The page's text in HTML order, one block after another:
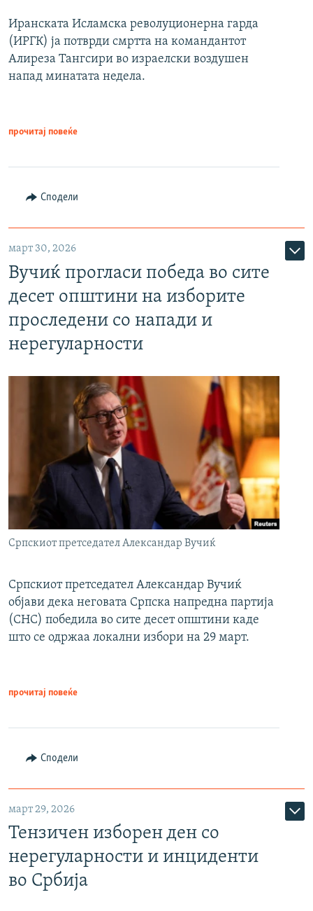
Иранската Исламска револуционерна гарда
(ИРГК) ја потврди смртта на командантот
Алиреза Тангсири во израелски воздушен
напад минатата недела.
прочитај повеќе
Сподели
март 30, 2026
Вучиќ прогласи победа во сите
десет општини на изборите
проследени со напади и
нерегуларности
Српскиот претседател Александар Вучиќ
Српскиот претседател Александар Вучиќ
објави дека неговата Српска напредна партија
(СНС) победила во сите десет општини каде
што се одржаа локални избори на 29 март.
прочитај повеќе
Сподели
март 29, 2026
Тензичен изборен ден со
нерегуларности и инциденти
во Србија